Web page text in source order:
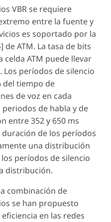
VBR se requiere
entre la fuente y
es soportado por la
de ATM. La tasa de bits
celda ATM puede llevar
Los períodos de silencio
del tiempo de
de voz en cada
de habla y de
entre 352 y 650 ms
de los períodos
una distribución
períodos de silencio
distribución.
combinación de
se han propuesto
en las redes